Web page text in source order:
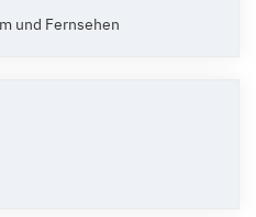
und Fernsehen